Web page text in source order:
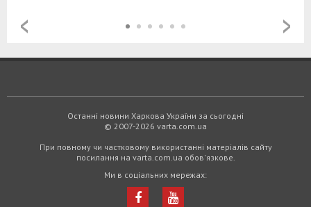
Останні новини Харкова України за сьогодні
© 2007-2026 varta.com.ua
При повному чи частковому використанні матеріалів сайту
посилання на varta.com.ua обов'язкове.
Ми в соціальних мережах: